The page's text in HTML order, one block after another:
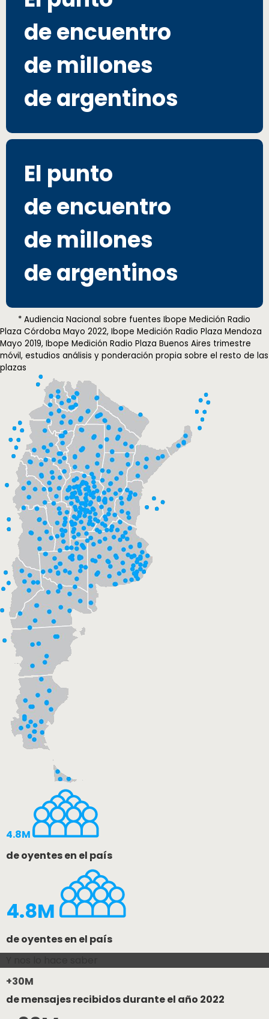
de encuentro
de millones
de argentinos
El punto
de encuentro
de millones
de argentinos
* Audiencia Nacional sobre fuentes Ibope Medición Radio
Plaza Córdoba Mayo 2022, Ibope Medición Radio Plaza Mendoza
Mayo 2019, Ibope Medición Radio Plaza Buenos Aires trimestre
móvil, estudios análisis y ponderación propia sobre el resto de las
plazas
4.8M
de oyentes en el país
4.8M
de oyentes en el país
+30M
de mensajes recibidos durante el año 2022